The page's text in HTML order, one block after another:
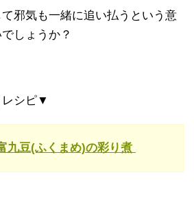
邪気も一緒に追い払うという意
しょうか？
レシピ▼
九豆(ふくまめ)の彩り煮